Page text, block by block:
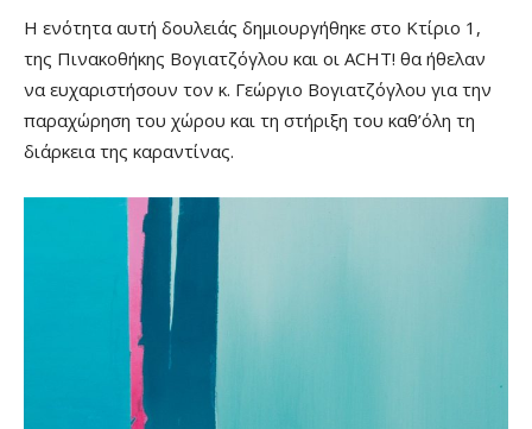
Η ενότητα αυτή δουλειάς δημιουργήθηκε στο Κτίριο 1,
της Πινακοθήκης Βογιατζόγλου και οι ACHT! θα ήθελαν
να ευχαριστήσουν τον κ. Γεώργιο Βογιατζόγλου για την
παραχώρηση του χώρου και τη στήριξη του καθ’όλη τη
διάρκεια της καραντίνας.